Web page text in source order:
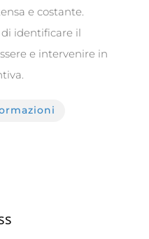
e costante.
identificare il
e intervenire in